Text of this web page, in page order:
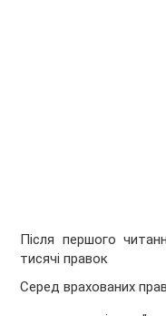
Після першого
тисячі правок
Серед врахованих